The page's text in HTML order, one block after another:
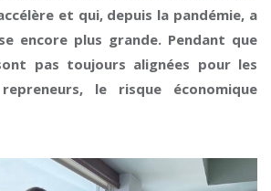
et qui, depuis la pandémie, a
encore plus grande. Pendant que
pas toujours alignées pour les
le risque économique